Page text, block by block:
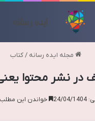
مجله ایده رسانه /کتاب
در نشر محتوا
خواندن این مطلب 13 دقیقه زمان میبرد